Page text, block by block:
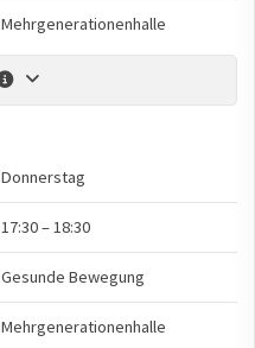
Mehrgenerationenhalle
Donnerstag
17:30–18:30
Gesunde Bewegung
Mehrgenerationenhalle